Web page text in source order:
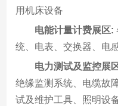
用机床设备
电能计量计费展区:
统、电表、交换器、电
电力测试及监控展
绝缘监测系统、电缆故
试及维护工具、照明设